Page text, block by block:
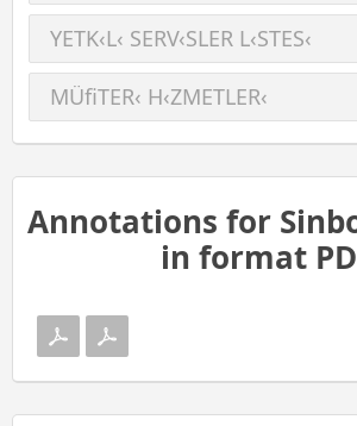
YETK‹L‹ SERV‹SLER L‹STES‹
MÜﬁTER‹ H‹ZMETLER‹
Annotations for Sinbo
in format